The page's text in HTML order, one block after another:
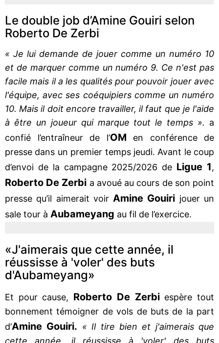
Le double job d’Amine Gouiri selon
Roberto De Zerbi
« Je lui demande de jouer comme un numéro 10
et de marquer comme un numéro 9. Ce n'est pas
facile mais il a les qualités pour pouvoir jouer avec
l'équipe, avec ses coéquipiers comme un numéro
10. Mais il doit encore travailler, il faut que je l'aide
à être un joueur qui marque tout le temps ». a
confié l’entraîneur de l’OM
en conférence de
presse dans un premier temps jeudi. Avant le coup
d’envoi de la campagne 2025/2026 de Ligue 1,
Roberto De Zerbi a avoué au cours de son point
presse qu’il aimerait voir Amine Gouiri jouer un
sale tour à Aubameyang au fil de l’exercice.
«J'aimerais que cette année, il
réussisse à 'voler' des buts
d'Aubameyang»
Et pour cause, Roberto De Zerbiespère tout
bonnement témoigner de vols de buts de la part
d’Amine Gouiri. « Il tire bien et j'aimerais que
cette année, il réussisse à 'voler' des buts